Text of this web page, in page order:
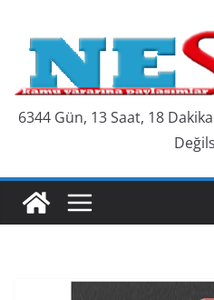
content
6344 Gün, 13 Saat, 18